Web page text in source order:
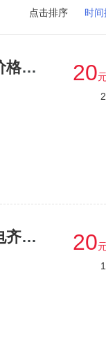
点击排序 时
龙华大浪地铁口边上整层清洁车间2200平，价格22块，好招人 20
龙华大浪精装厂房办公室1700平米招租，水电齐全，可拎包入住 20